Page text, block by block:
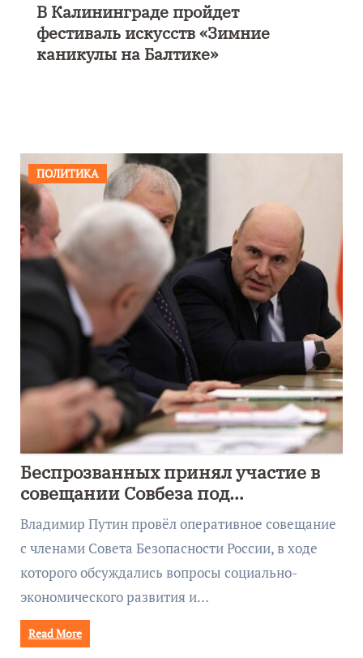
В Калининграде пройдет
фестиваль искусств «Зимние
каникулы на Балтике»
ПОЛИТИКА
Беспрозванных принял участие в
совещании Совбеза под
руководством Путина
Владимир Путин провёл оперативное совещание
с членами Совета Безопасности России, в ходе
которого обсуждались вопросы социально-
экономического развития и…
Read More